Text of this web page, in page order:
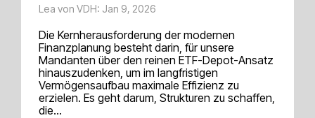
Lea von VDH: Jan 9, 2026
Die Kernherausforderung der modernen
Finanzplanung besteht darin, für unsere
Mandanten über den reinen ETF-Depot-Ansatz
hinauszudenken, um im langfristigen
Vermögensaufbau maximale Effizienz zu
erzielen. Es geht darum, Strukturen zu schaffen,
die...